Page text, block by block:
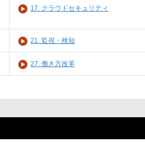
17. クラウドセキュリティ
21. 監視・検知
27. 働き方改革